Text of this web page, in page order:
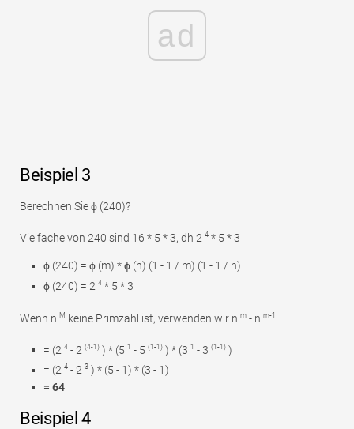
ad
Beispiel 3
Berechnen Sie ϕ (240)?
Vielfache von 240 sind 16 * 5 * 3, dh 2 4 * 5 * 3
ϕ (240) = ϕ (m) * ϕ (n) (1 - 1 / m) (1 - 1 / n)
ϕ (240) = 2 4 * 5 * 3
Wenn n M keine Primzahl ist, verwenden wir n m - n m-1
= (2 4 - 2 (4-1) ) * (5 1 - 5 (1-1) ) * (3 1 - 3 (1-1) )
= (2 4 - 2 3 ) * (5 - 1) * (3 - 1)
= 64
Beispiel 4